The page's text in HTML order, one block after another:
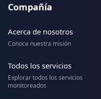
Compañía
Acerca de nosotros
Conoce nuestra misión
Todos los servicios
Explorar todos los servicios
monitoreados